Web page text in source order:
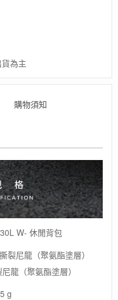
為主
購物須知
W- 休閒背包
裂尼龍（聚氨酯塗層）
龍（聚氨酯塗層）
g